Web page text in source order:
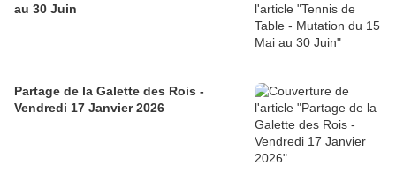
au 30 Juin
Partage de la Galette des Rois -
Vendredi 17 Janvier 2026